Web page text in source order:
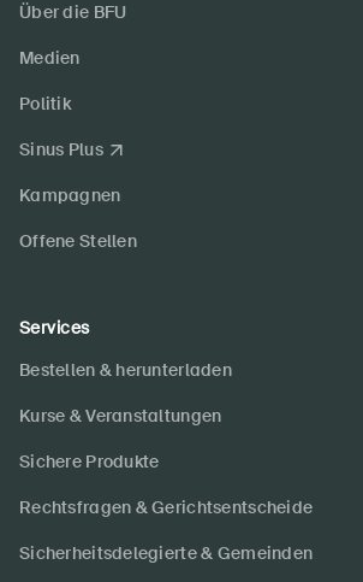
Über die BFU
Medien
Politik
Sinus Plus
Kampagnen
Offene Stellen
Services
Bestellen & herunterladen
Kurse & Veranstaltungen
Sichere Produkte
Rechtsfragen & Gerichtsentscheide
Sicherheitsdelegierte & Gemeinden